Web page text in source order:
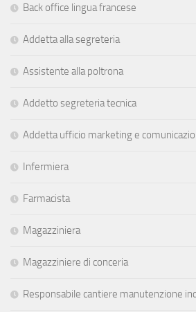
Back office lingua francese
Addetta alla segreteria
Assistente alla poltrona
Addetto segreteria tecnica
Addetta ufficio marketing e
Infermiera
Farmacista
Magazziniera
Magazziniere di conceria
Responsabile cantiere manutenzione